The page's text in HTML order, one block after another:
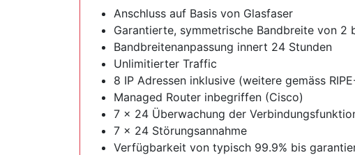
Anschluss auf Basis von Glasfaser
Garantierte, symmetrische Bandbreite von 2
Bandbreitenanpassung innert 24 Stunden
Unlimitierter Traffic
8 IP Adressen inklusive (weitere gemäss
Managed Router inbegriffen (Cisco)
7 x 24 Überwachung der
7 x 24 Störungsannahme
Verfügbarkeit von typisch 99.9% bis